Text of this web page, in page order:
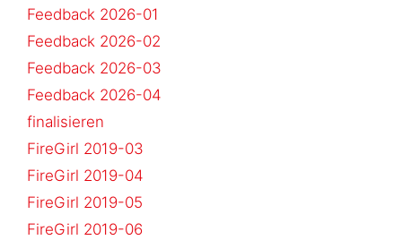
Feedback 2026-01
Feedback 2026-02
Feedback 2026-03
Feedback 2026-04
finalisieren
FireGirl 2019-03
FireGirl 2019-04
FireGirl 2019-05
FireGirl 2019-06